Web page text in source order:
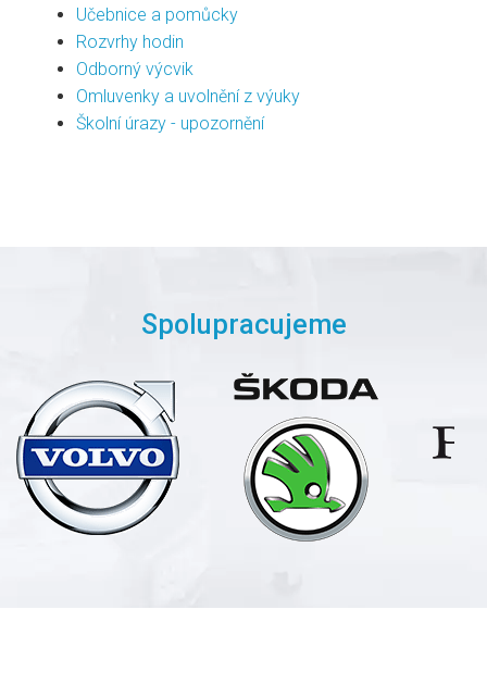
Učebnice a pomůcky
Rozvrhy hodin
Odborný výcvik
Omluvenky a uvolnění z výuky
Školní úrazy - upozornění
Spolupracujeme